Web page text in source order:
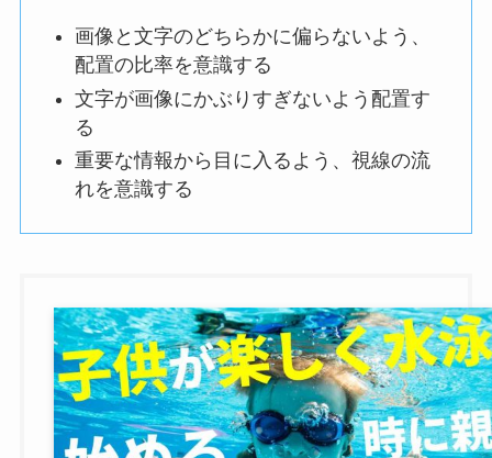
画像と文字のどちらかに偏らないよう、
配置の比率を意識する
文字が画像にかぶりすぎないよう配置す
る
重要な情報から目に入るよう、視線の流
れを意識する